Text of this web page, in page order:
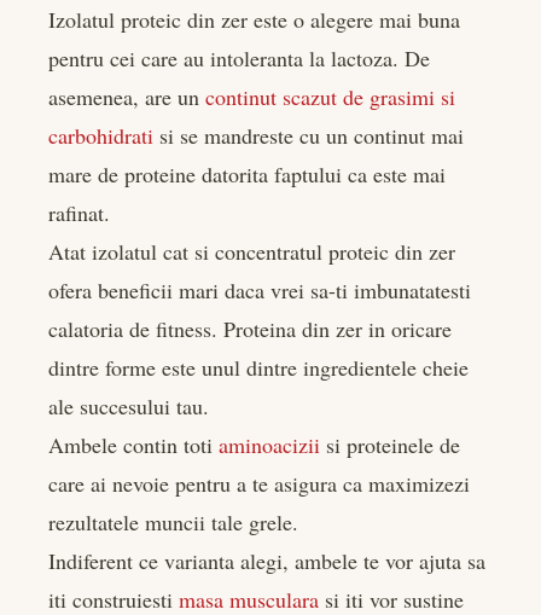
Izolatul proteic din zer este o alegere mai buna
pentru cei care au intoleranta la lactoza. De
asemenea, are un continut scazut de grasimi si
carbohidrati si se mandreste cu un continut mai
mare de proteine datorita faptului ca este mai
rafinat.
Atat izolatul cat si concentratul proteic din zer
ofera beneficii mari daca vrei sa-ti imbunatatesti
calatoria de fitness. Proteina din zer in oricare
dintre forme este unul dintre ingredientele cheie
ale succesului tau.
Ambele contin toti aminoacizii si proteinele de
care ai nevoie pentru a te asigura ca maximizezi
rezultatele muncii tale grele.
Indiferent ce varianta alegi, ambele te vor ajuta sa
iti construiesti masa musculara si iti vor sustine